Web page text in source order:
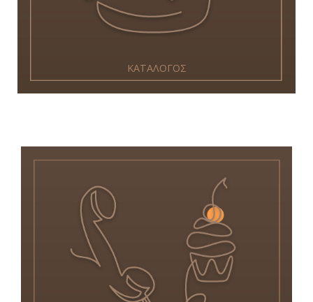
ΚΑΤΑΛΟΓΟΣ